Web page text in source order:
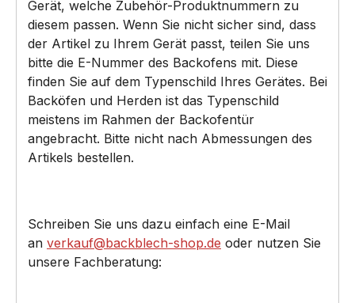
Gerät, welche Zubehör-Produktnummern zu
diesem passen. Wenn Sie nicht sicher sind, dass
der Artikel zu Ihrem Gerät passt, teilen Sie uns
bitte die E-Nummer des Backofens mit. Diese
finden Sie auf dem Typenschild Ihres Gerätes. Bei
Backöfen und Herden ist das Typenschild
meistens im Rahmen der Backofentür
angebracht. Bitte nicht nach Abmessungen des
Artikels bestellen.
Schreiben Sie uns dazu einfach eine E-Mail
an verkauf@backblech-shop.de oder nutzen Sie
unsere Fachberatung: